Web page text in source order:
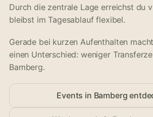
Durch die zentrale Lage erreichst du
bleibst im Tagesablauf flexibel.
Gerade bei kurzen Aufenthalten
einen Unterschied: weniger
Bamberg.
Events in Bamberg